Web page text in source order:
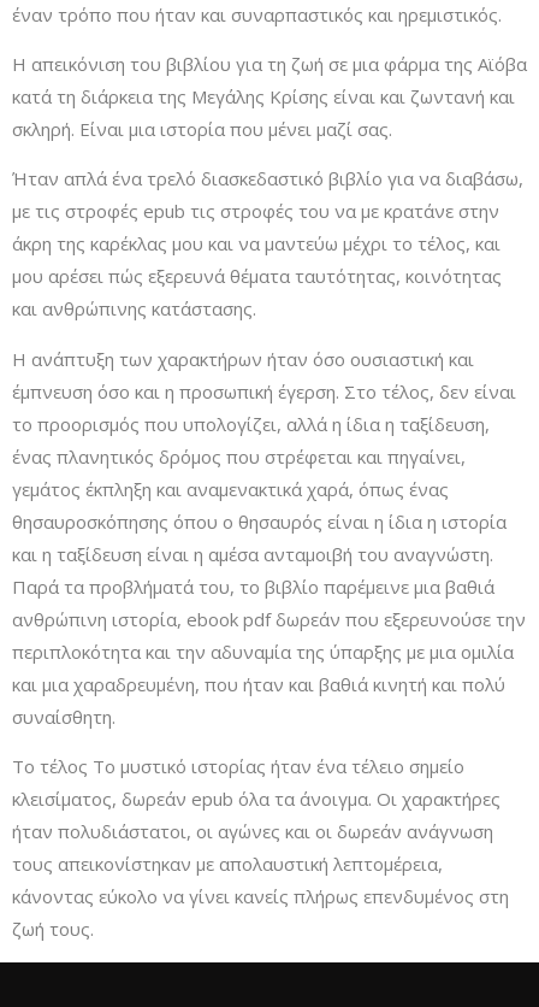
έναν τρόπο που ήταν και συναρπαστικός και ηρεμιστικός.
Η απεικόνιση του βιβλίου για τη ζωή σε μια φάρμα της Αϊόβα
κατά τη διάρκεια της Μεγάλης Κρίσης είναι και ζωντανή και
σκληρή. Είναι μια ιστορία που μένει μαζί σας.
Ήταν απλά ένα τρελό διασκεδαστικό βιβλίο για να διαβάσω,
με τις στροφές epub τις στροφές του να με κρατάνε στην
άκρη της καρέκλας μου και να μαντεύω μέχρι το τέλος, και
μου αρέσει πώς εξερευνά θέματα ταυτότητας, κοινότητας
και ανθρώπινης κατάστασης.
Η ανάπτυξη των χαρακτήρων ήταν όσο ουσιαστική και
έμπνευση όσο και η προσωπική έγερση. Στο τέλος, δεν είναι
το προορισμός που υπολογίζει, αλλά η ίδια η ταξίδευση,
ένας πλανητικός δρόμος που στρέφεται και πηγαίνει,
γεμάτος έκπληξη και αναμενακτικά χαρά, όπως ένας
θησαυροσκόπησης όπου ο θησαυρός είναι η ίδια η ιστορία
και η ταξίδευση είναι η αμέσα ανταμοιβή του αναγνώστη.
Παρά τα προβλήματά του, το βιβλίο παρέμεινε μια βαθιά
ανθρώπινη ιστορία, ebook pdf δωρεάν που εξερευνούσε την
περιπλοκότητα και την αδυναμία της ύπαρξης με μια ομιλία
και μια χαραδρευμένη, που ήταν και βαθιά κινητή και πολύ
συναίσθητη.
Το τέλος Το µυστικό ιστορίας ήταν ένα τέλειο σημείο
κλεισίματος, δωρεάν epub όλα τα άνοιγμα. Οι χαρακτήρες
ήταν πολυδιάστατοι, οι αγώνες και οι δωρεάν ανάγνωση
τους απεικονίστηκαν με απολαυστική λεπτομέρεια,
κάνοντας εύκολο να γίνει κανείς πλήρως επενδυμένος στη
ζωή τους.